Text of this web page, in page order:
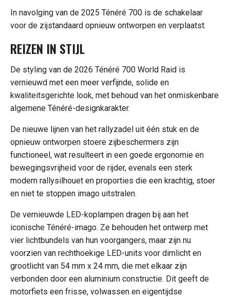
In navolging van de 2025 Ténéré 700 is de schakelaar
voor de zijstandaard opnieuw ontworpen en verplaatst.
REIZEN IN STIJL
De styling van de 2026 Ténéré 700 World Raid is
vernieuwd met een meer verfijnde, solide en
kwaliteitsgerichte look, met behoud van het onmiskenbare
algemene Ténéré-designkarakter.
De nieuwe lijnen van het rallyzadel uit één stuk en de
opnieuw ontworpen stoere zijbeschermers zijn
functioneel, wat resulteert in een goede ergonomie en
bewegingsvrijheid voor de rijder, evenals een sterk
modern rallysilhouet en proporties die een krachtig, stoer
en niet te stoppen imago uitstralen.
De vernieuwde LED-koplampen dragen bij aan het
iconische Ténéré-imago. Ze behouden het ontwerp met
vier lichtbundels van hun voorgangers, maar zijn nu
voorzien van rechthoekige LED-units voor dimlicht en
grootlicht van 54 mm x 24 mm, die met elkaar zijn
verbonden door een aluminium constructie. Dit geeft de
motorfiets een frisse, volwassen en eigentijdse